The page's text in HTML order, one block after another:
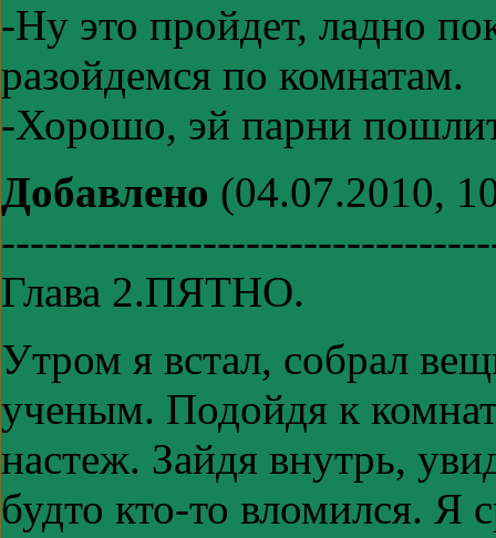
-Ну это пройдет, ладно
разойдемся по комнатам.
-Хорошо, эй парни
Добавлено (04.07.2010,
Глава 2.ПЯТНО.
Утром я встал, собрал
ученым. Подойдя к
настеж. Зайдя внутрь,
будто кто-то вломился. Я